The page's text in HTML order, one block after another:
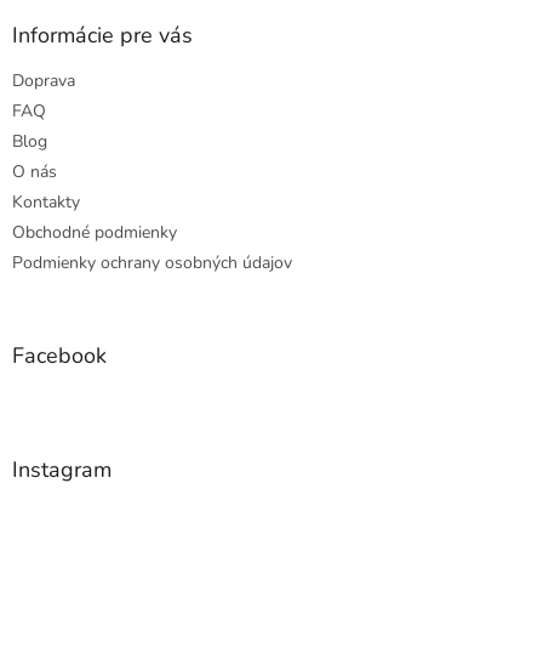
Informácie pre vás
Doprava
FAQ
Blog
O nás
Kontakty
Obchodné podmienky
Podmienky ochrany osobných údajov
Facebook
Instagram